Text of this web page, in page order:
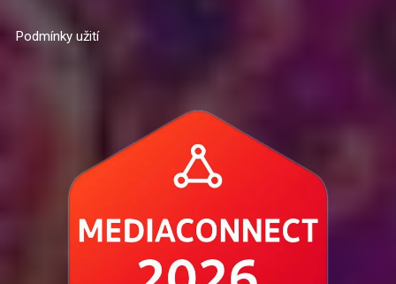
Podmínky užití